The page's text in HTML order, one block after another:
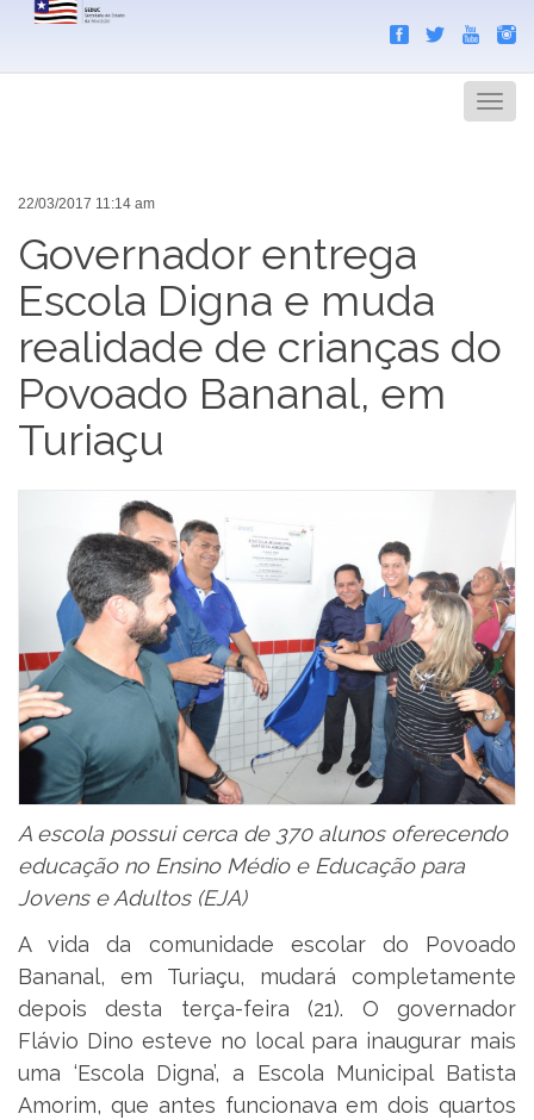
Menu
22/03/2017 11:14 am
Governador entrega
Escola Digna e muda
realidade de crianças do
Povoado Bananal, em
Turiaçu
A escola possui cerca de 370 alunos oferecendo
educação no Ensino Médio e Educação para
Jovens e Adultos (EJA)
A vida da comunidade escolar do Povoado
Bananal, em Turiaçu, mudará completamente
depois desta terça-feira (21). O governador
Flávio Dino esteve no local para inaugurar mais
uma ‘Escola Digna’, a Escola Municipal Batista
Amorim, que antes funcionava em dois quartos